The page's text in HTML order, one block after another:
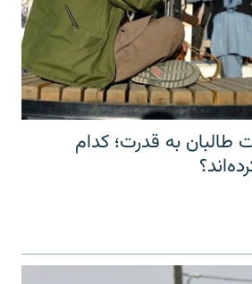
به قدرت؛ کدام